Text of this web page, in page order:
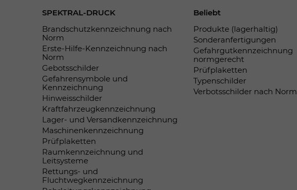
SPEKTRAL-DRUCK
Brandschutzkennzeichnung nach
Norm
Erste-Hilfe-Kennzeichnung nach
Norm
Gebotsschilder
Gefahrensymbole und
Kennzeichnung
Hinweisschilder
Kraftfahrzeugkennzeichnung
Lager- und Versandkennzeichnung
Maschinenkennzeichnung
Prüfplaketten
Raumkennzeichnung und
Leitsysteme
Rettungs- und
Fluchtwegkennzeichnung
Beliebt
Produkte (lagerhaltig)
Sonderanfertigungen
Gefahrgutkennzeichnung
normgerecht
Prüfplaketten
Typenschilder
Verbotsschilder nach Norm
Zweck